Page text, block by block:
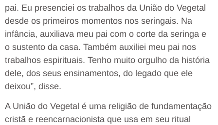
pai. Eu presenciei os trabalhos da União do Vegetal
desde os primeiros momentos nos seringais. Na
infância, auxiliava meu pai com o corte da seringa e
o sustento da casa. Também auxiliei meu pai nos
trabalhos espirituais. Tenho muito orgulho da história
dele, dos seus ensinamentos, do legado que ele
deixou”, disse.
A União do Vegetal é uma religião de fundamentação
cristã e reencarnacionista que usa em seu ritual